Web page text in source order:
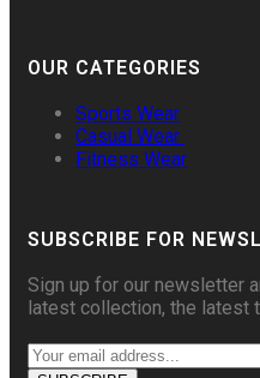
OUR CATEGORIES
Sports Wear
Casual Wear
Fitness Wear
SUBSCRIBE FOR
Sign up for our newsletter
latest collection, the latest